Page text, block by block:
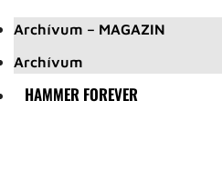
Archívum – MAGAZIN
Archívum
HAMMER FOREVER